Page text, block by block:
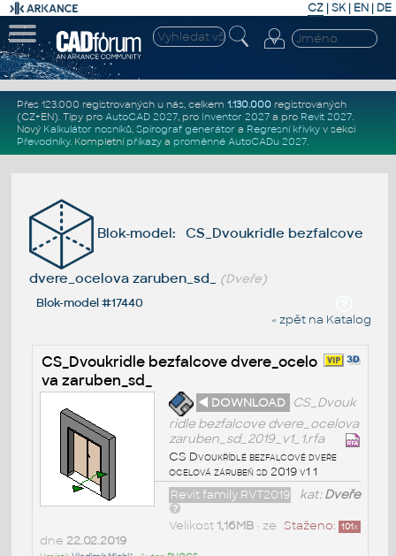
CZ | SK| EN | DE
Přes 123.000 registrovaných u nás, celkem 1.130.000registrovaných
(CZ+EN). Tipy pro AutoCAD 2027, pro Inventor 2027a pro Revit 2027.
Nový Kalkulátor nosníků, Spirograf generátor a Regresní křivkyv sekci
Převodníky. Kompletní příkazya proměnné AutoCADu 2027.
Blok-model: CS_Dvoukridle bezfalcove
dvere_ocelova zaruben_sd_
(Dveře)
Blok-model #17440
« zpět na Katalog
CS_Dvoukridle bezfalcove dvere_ocelo
va zaruben_sd_
◄ DOWNLOAD CS_Dvouk
ridle bezfalcove dvere_ocelova
zaruben_sd_2019_v1_1.rfa
CS Dvoukřídlé bezfalcové dveře
ocelová zárubeň sd 2019 v1 1
kat:Dveře
Revit family RVT2019
Staženo: 101x
Velikost 1,16MB• ze
dne 22.02.2019